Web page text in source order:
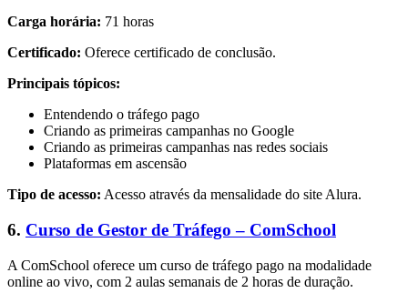
Carga horária: 71 horas
Certificado: Oferece certificado de conclusão.
Principais tópicos:
Entendendo o tráfego pago
Criando as primeiras campanhas no Google
Criando as primeiras campanhas nas redes sociais
Plataformas em ascensão
Tipo de acesso: Acesso através da mensalidade do site Alura.
6. Curso de Gestor de Tráfego – ComSchool
A ComSchool oferece um curso de tráfego pago na modalidade
online ao vivo, com 2 aulas semanais de 2 horas de duração.